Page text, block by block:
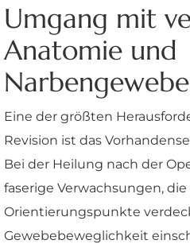
Umgang mit
Anatomie und
Narbengewebe
Eine der größten
Revision ist das
Bei der Heilung nach der
faserige Verwachsungen,
Orientierungspunkte
Gewebebeweglichkeit